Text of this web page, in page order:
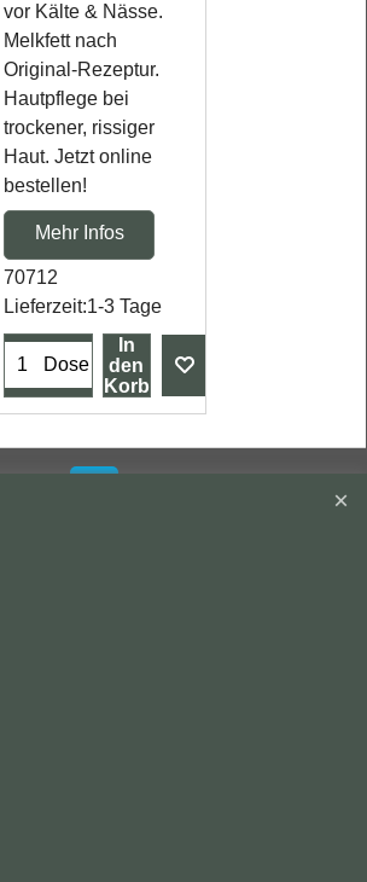
vor Kälte & Nässe.
Melkfett nach
Original-Rezeptur.
Hautpflege bei
trockener, rissiger
Haut. Jetzt online
bestellen!
Mehr Infos
70712
Lieferzeit:1-3 Tage
Dose
In
den
Korb